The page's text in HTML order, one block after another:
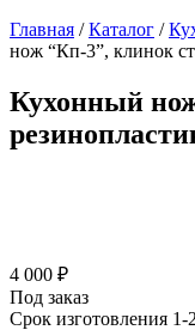
Главная /Каталог /
нож “Кп-3”, клинок
Кухонный
4 000 ₽
Под заказ
Срок изготовления 1-